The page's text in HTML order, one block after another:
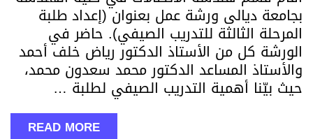
بجامعة ديالى ورشة عمل بعنوان (إعداد طلبة
المرحلة الثالثة للتدريب الصيفي). حاضر في
الورشة كل من الأستاذ الدكتور رياض خلف أحمد
والأستاذ المساعد الدكتور محمد سعدون محمد،
حيث بيّنا أهمية التدريب الصيفي لطلبة …
READ MORE